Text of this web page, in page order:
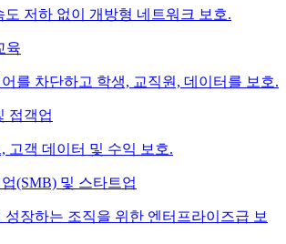
도 저하 없이 개방형 네트워크 보호.
육
를 차단하고 학생, 교직원, 데이터를 보호.
접객업
, 고객 데이터 및 수익 보호.
(SMB) 및 스타트업
성장하는 조직을 위한 엔터프라이즈급 보